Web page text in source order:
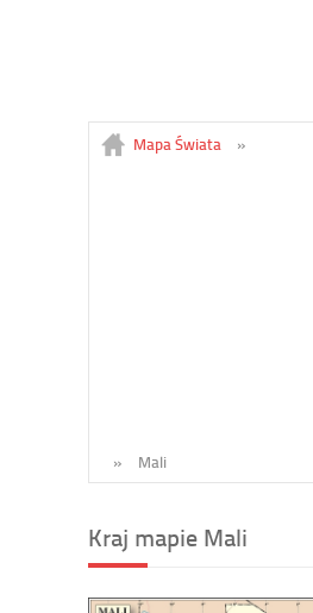
Mapa Świata »
» Mali
Kraj mapie Mali